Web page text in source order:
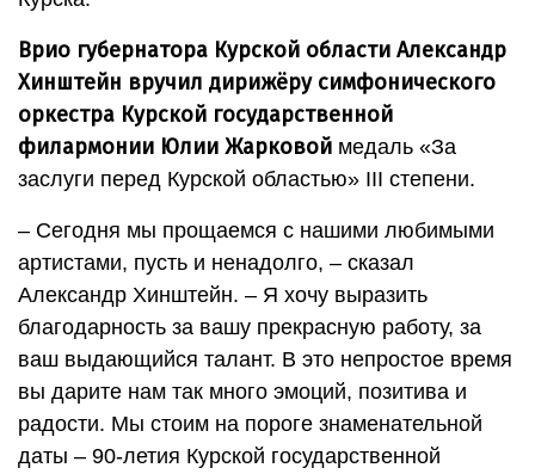
Врио губернатора Курской области Александр
Хинштейн вручил дирижёру симфонического
оркестра Курской государственной
филармонии Юлии Жарковой медаль «За
заслуги перед Курской областью» III степени.
– Сегодня мы прощаемся с нашими любимыми
артистами, пусть и ненадолго, – сказал
Александр Хинштейн. – Я хочу выразить
благодарность за вашу прекрасную работу, за
ваш выдающийся талант. В это непростое время
вы дарите нам так много эмоций, позитива и
радости. Мы стоим на пороге знаменательной
даты – 90-летия Курской государственной